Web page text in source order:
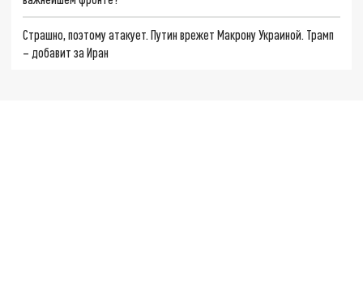
Страшно, поэтому атакует. Путин врежет Макрону Украиной. Трамп
– добавит за Иран